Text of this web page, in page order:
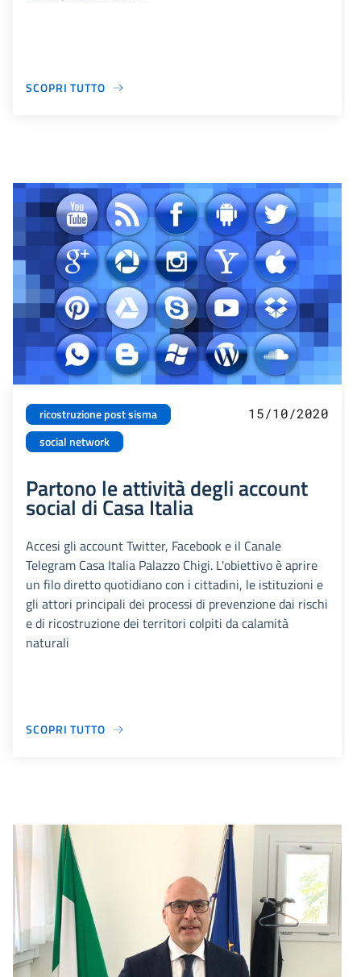
SCOPRI TUTTO
ricostruzione post sisma
social network
15/10/2020
Partono le attività degli account
social di Casa Italia
Accesi gli account Twitter, Facebook e il Canale
Telegram Casa Italia Palazzo Chigi. L'obiettivo è aprire
un filo diretto quotidiano con i cittadini, le istituzioni e
gli attori principali dei processi di prevenzione dai rischi
e di ricostruzione dei territori colpiti da calamità
naturali
SCOPRI TUTTO